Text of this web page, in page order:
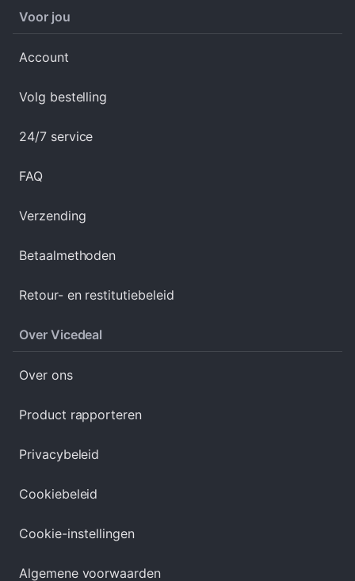
Voor jou
Account
Volg bestelling
24/7 service
FAQ
Verzending
Betaalmethoden
Retour- en restitutiebeleid
Over Vicedeal
Over ons
Product rapporteren
Privacybeleid
Cookiebeleid
Cookie-instellingen
Algemene voorwaarden